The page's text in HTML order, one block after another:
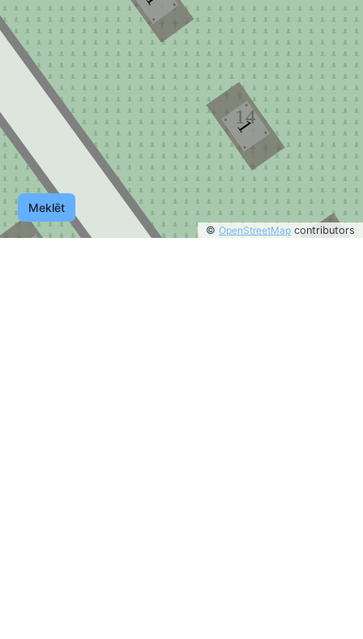
Meklēt
14
1
© OpenStreetMap contributors